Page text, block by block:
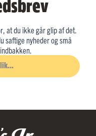
at du ikke går glip af det.
saftige nyheder og små